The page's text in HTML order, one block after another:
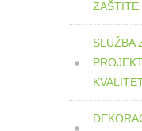
ZAŠTITE
SLUŽBA